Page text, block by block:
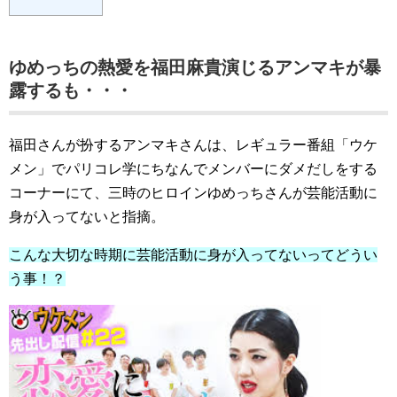
ゆめっちの熱愛を福田麻貴演じるアンマキが暴
露するも・・・
福田さんが扮するアンマキさんは、レギュラー番組「ウケ
メン」でパリコレ学にちなんでメンバーにダメだしをする
コーナーにて、三時のヒロインゆめっちさんが芸能活動に
身が入ってないと指摘。
こんな大切な時期に芸能活動に身が入ってないってどうい
う事！？